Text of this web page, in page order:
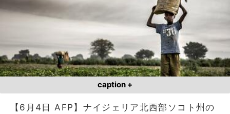
caption +
【6月4日 AFP】ナイジェリア北西部ソコト州の